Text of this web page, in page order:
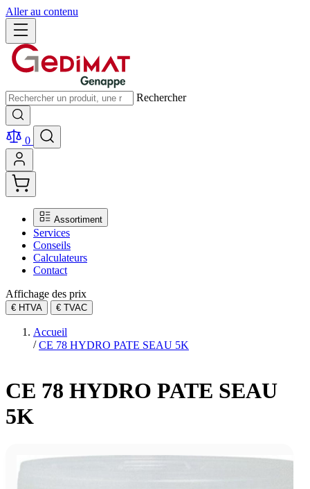
Aller au contenu
Rechercher
0
Assortiment
Services
Conseils
Calculateurs
Contact
Affichage des prix
€ HTVA € TVAC
Accueil
/ CE 78 HYDRO PATE SEAU 5K
CE 78 HYDRO PATE SEAU
5K